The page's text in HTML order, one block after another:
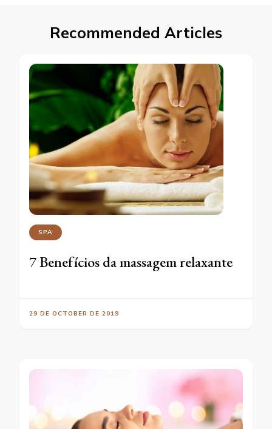
Recommended Articles
SPA
7 Benefícios da massagem relaxante
29 DE OCTOBER DE 2019